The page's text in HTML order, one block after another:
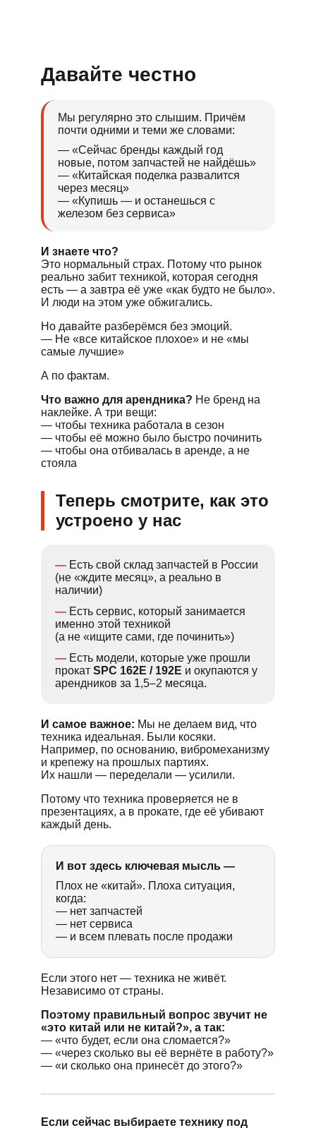
Давайте честно
Мы регулярно это слышим. Причём
почти одними и теми же словами:
— «Сейчас бренды каждый год
новые, потом запчастей не найдёшь»
— «Китайская поделка развалится
через месяц»
— «Купишь — и останешься с
железом без сервиса»
И знаете что?
Это нормальный страх. Потому что рынок
реально забит техникой, которая сегодня
есть — а завтра её уже «как будто не было».
И люди на этом уже обжигались.
Но давайте разберёмся без эмоций.
— Не «все китайское плохое» и не «мы
самые лучшие»
А по фактам.
Что важно для арендника? Не бренд на
наклейке. А три вещи:
— чтобы техника работала в сезон
— чтобы её можно было быстро починить
— чтобы она отбивалась в аренде, а не
стояла
Теперь смотрите, как это
устроено у нас
— Есть свой склад запчастей в России
(не «ждите месяц», а реально в
наличии)
— Есть сервис, который занимается
именно этой техникой
(а не «ищите сами, где починить»)
— Есть модели, которые уже прошли
прокат SPC 162E / 192E и окупаются у
арендников за 1,5–2 месяца.
И самое важное: Мы не делаем вид, что
техника идеальная. Были косяки.
Например, по основанию, вибромеханизму
и крепежу на прошлых партиях.
Их нашли — переделали — усилили.
Потому что техника проверяется не в
презентациях, а в прокате, где её убивают
каждый день.
И вот здесь ключевая мысль —
Плох не «китай». Плоха ситуация,
когда:
— нет запчастей
— нет сервиса
— и всем плевать после продажи
Если этого нет — техника не живёт.
Независимо от страны.
Поэтому правильный вопрос звучит не
«это китай или не китай?», а так:
— «что будет, если она сломается?»
— «через сколько вы её вернёте в работу?»
— «и сколько она принесёт до этого?»
Если сейчас выбираете технику под